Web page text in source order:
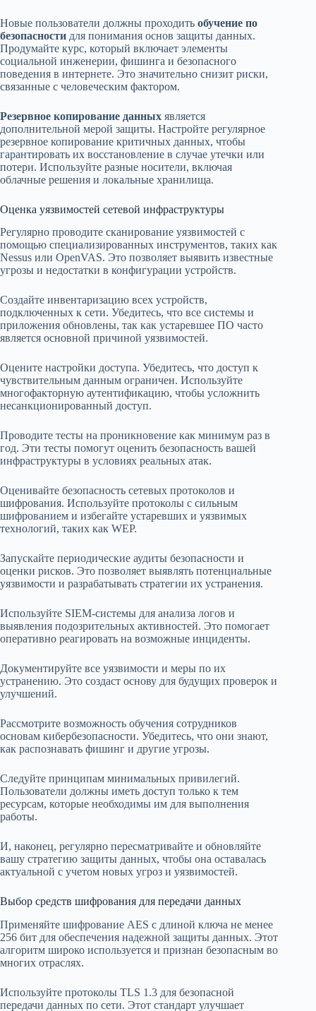
Новые пользователи должны проходить обучение по
безопасности для понимания основ защиты данных.
Продумайте курс, который включает элементы
социальной инженерии, фишинга и безопасного
поведения в интернете. Это значительно снизит риски,
связанные с человеческим фактором.
Резервное копирование данных является
дополнительной мерой защиты. Настройте регулярное
резервное копирование критичных данных, чтобы
гарантировать их восстановление в случае утечки или
потери. Используйте разные носители, включая
облачные решения и локальные хранилища.
Оценка уязвимостей сетевой инфраструктуры
Регулярно проводите сканирование уязвимостей с
помощью специализированных инструментов, таких как
Nessus или OpenVAS. Это позволяет выявить известные
угрозы и недостатки в конфигурации устройств.
Создайте инвентаризацию всех устройств,
подключенных к сети. Убедитесь, что все системы и
приложения обновлены, так как устаревшее ПО часто
является основной причиной уязвимостей.
Оцените настройки доступа. Убедитесь, что доступ к
чувствительным данным ограничен. Используйте
многофакторную аутентификацию, чтобы усложнить
несанкционированный доступ.
Проводите тесты на проникновение как минимум раз в
год. Эти тесты помогут оценить безопасность вашей
инфраструктуры в условиях реальных атак.
Оценивайте безопасность сетевых протоколов и
шифрования. Используйте протоколы с сильным
шифрованием и избегайте устаревших и уязвимых
технологий, таких как WEP.
Запускайте периодические аудиты безопасности и
оценки рисков. Это позволяет выявлять потенциальные
уязвимости и разрабатывать стратегии их устранения.
Используйте SIEM-системы для анализа логов и
выявления подозрительных активностей. Это помогает
оперативно реагировать на возможные инциденты.
Документируйте все уязвимости и меры по их
устранению. Это создаст основу для будущих проверок и
улучшений.
Рассмотрите возможность обучения сотрудников
основам кибербезопасности. Убедитесь, что они знают,
как распознавать фишинг и другие угрозы.
Следуйте принципам минимальных привилегий.
Пользователи должны иметь доступ только к тем
ресурсам, которые необходимы им для выполнения
работы.
И, наконец, регулярно пересматривайте и обновляйте
вашу стратегию защиты данных, чтобы она оставалась
актуальной с учетом новых угроз и уязвимостей.
Выбор средств шифрования для передачи данных
Применяйте шифрование AES с длиной ключа не менее
256 бит для обеспечения надежной защиты данных. Этот
алгоритм широко используется и признан безопасным во
многих отраслях.
Используйте протоколы TLS 1.3 для безопасной
передачи данных по сети. Этот стандарт улучшает